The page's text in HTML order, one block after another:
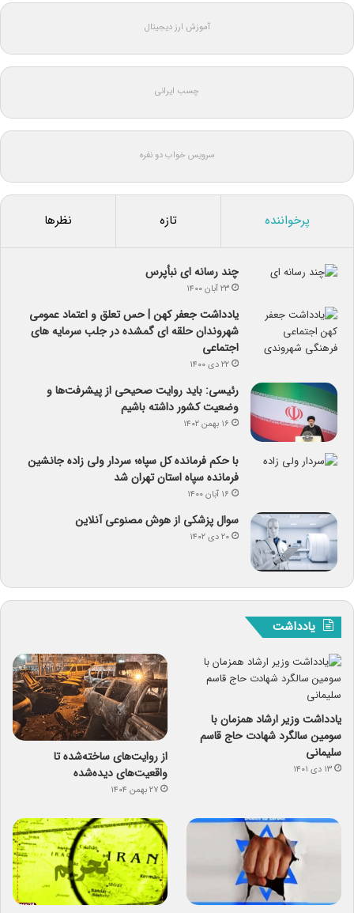
آموزش ارز دیجیتال
چسب ایرانی
سرویس خواب دو نفره
پرخواننده تازه نظرها
چند رسانه ای نبأپرس
۲۳ آبان ۱۴۰۰
یادداشت جعفر کهن | حس تعلق و اعتماد عمومی
شهروندان حلقه ای گمشده در جلب سرمایه های
اجتماعی
۲۲ دی ۱۴۰۰
رئیسی: باید روایت صحیحی از پیشرفت‌ها و
وضعیت کشور داشته باشیم
۱۶ بهمن ۱۴۰۲
با حکم فرمانده کل سپاه؛ سردار ولی زاده جانشین
فرمانده سپاه استان تهران شد
۱۶ آبان ۱۴۰۰
سوال پزشکی از هوش مصنوعی آنلاین
۲۰ دی ۱۴۰۲
یادداشت
یادداشت وزیر ارشاد همزمان با
سومین سالگرد شهادت حاج قاسم
سلیمانی
۱۳ دی ۱۴۰۱
از روایت‌های ساخته‌شده تا
واقعیت‌های دیده‌شده
۲۷ بهمن ۱۴۰۴